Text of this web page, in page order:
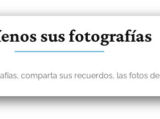
sus fotografías
comparta sus recuerdos, las fotos de